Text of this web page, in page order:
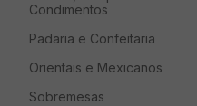
Condimentos
Padaria e Confeitaria
Orientais e Mexicanos
Sobremesas